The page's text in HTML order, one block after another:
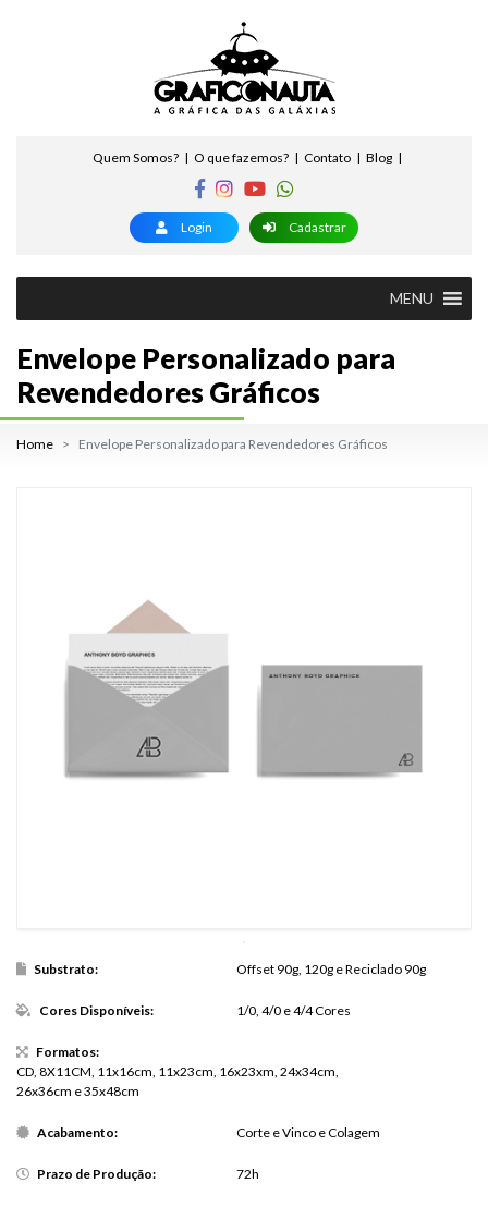
Quem Somos? O que fazemos? Contato Blog
Login Cadastrar
MENU
Envelope Personalizado para
Revendedores Gráficos
Home Envelope Personalizado para Revendedores Gráficos
Substrato: Offset 90g, 120g e Reciclado 90g
Cores Disponíveis: 1/0, 4/0 e 4/4 Cores
Formatos:
CD, 8X11CM, 11x16cm, 11x23cm, 16x23xm, 24x34cm,
26x36cm e 35x48cm
Acabamento: Corte e Vinco e Colagem
Prazo de Produção: 72h